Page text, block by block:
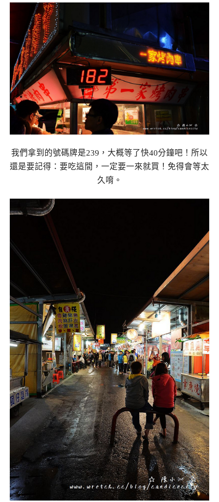
我們拿到的號碼牌是239，大概等了快40分鐘吧！所以
還是要記得：要吃這間，一定要一來就買！免得會等太
久唷。